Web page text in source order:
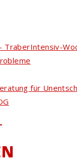
TraberIntensiv-
für